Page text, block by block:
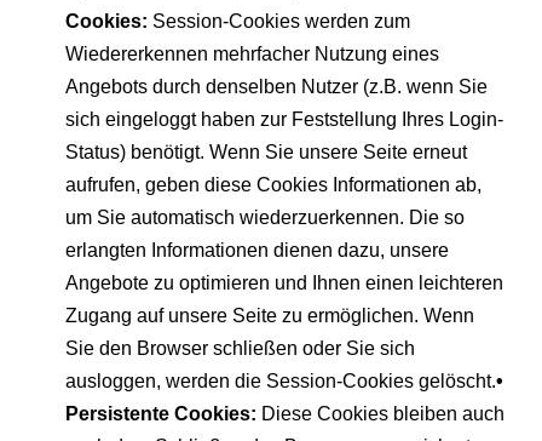
Cookies: Session-Cookies werden zum
Wiedererkennen mehrfacher Nutzung eines
Angebots durch denselben Nutzer (z.B. wenn Sie
sich eingeloggt haben zur Feststellung Ihres Login-
Status) benötigt. Wenn Sie unsere Seite erneut
aufrufen, geben diese Cookies Informationen ab,
um Sie automatisch wiederzuerkennen. Die so
erlangten Informationen dienen dazu, unsere
Angebote zu optimieren und Ihnen einen leichteren
Zugang auf unsere Seite zu ermöglichen. Wenn
Sie den Browser schließen oder Sie sich
ausloggen, werden die Session-Cookies gelöscht.•
Persistente Cookies: Diese Cookies bleiben auch